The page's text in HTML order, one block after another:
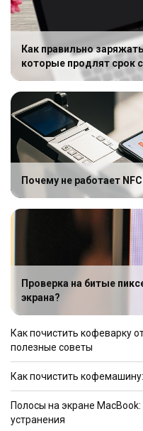
Как правильно
которые продлят срок
Почему не работает
Проверка на битые
экрана?
Как почистить кофеварку
полезные советы
Как почистить
Полосы на экране
устранения